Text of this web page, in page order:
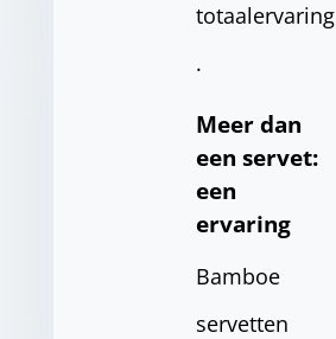
totaalervaring
.
Meer dan
een servet:
een
ervaring
Bamboe
servetten